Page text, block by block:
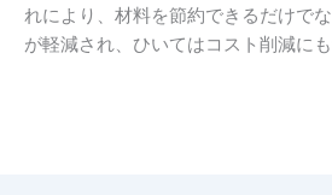
れにより、材料を節約できるだけで
が軽減され、ひいてはコスト削減にも